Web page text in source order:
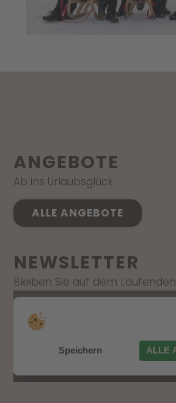
ANGEBOTE
Ab ins Urlaubsglück
ALLE ANGEBOTE
NEWSLETTER
Bleiben Sie auf dem Laufenden